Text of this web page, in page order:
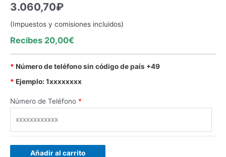
3.060,70₽
(Impuestos y comisiones incluidos)
Recibes 20,00€
* Número de teléfono sin código de país +49
* Ejemplo: 1xxxxxxxx
Número de Teléfono *
Añadir al carrito